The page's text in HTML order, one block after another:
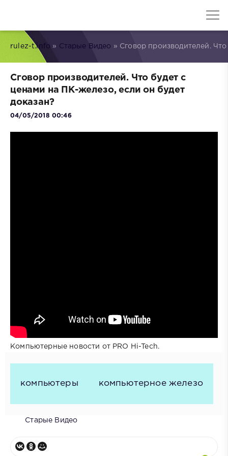
rulez-t.info » Старые Видео » Сговор производителей.
Сговор производителей. Что будет с
ценами на ПК-железо, если он будет
доказан?
04/05/2018 00:46
Компьютерные новости от PRO Hi-Tech.
компьютеры компьютерное железо
Старые Видео